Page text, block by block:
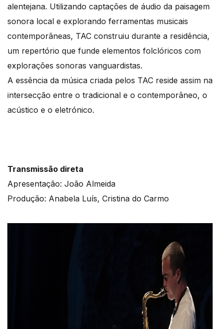
alentejana. Utilizando captações de áudio da paisagem
sonora local e explorando ferramentas musicais
contemporâneas, TAC construiu durante a residência,
um repertório que funde elementos folclóricos com
explorações sonoras vanguardistas.
A essência da música criada pelos TAC reside assim na
intersecção entre o tradicional e o contemporâneo, o
acústico e o eletrónico.
Transmissão direta
Apresentação: João Almeida
Produção: Anabela Luís, Cristina do Carmo